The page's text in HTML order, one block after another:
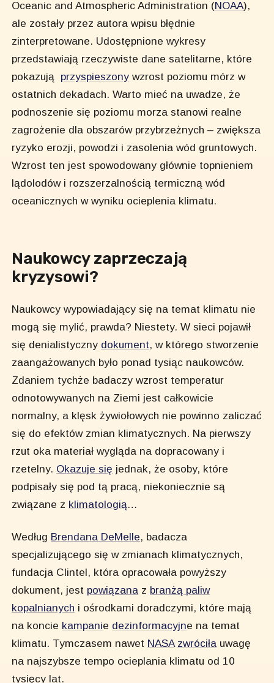
Oceanic and Atmospheric Administration (NOAA),
ale zostały przez autora wpisu błędnie
zinterpretowane. Udostępnione wykresy
przedstawiają rzeczywiste dane satelitarne, które
pokazują przyspieszony wzrost poziomu mórz w
ostatnich dekadach. Warto mieć na uwadze, że
podnoszenie się poziomu morza stanowi realne
zagrożenie dla obszarów przybrzeżnych – zwiększa
ryzyko erozji, powodzi i zasolenia wód gruntowych.
Wzrost ten jest spowodowany głównie topnieniem
lądolodów i rozszerzalnością termiczną wód
oceanicznych w wyniku ocieplenia klimatu.
Naukowcy zaprzeczają
kryzysowi?
Naukowcy wypowiadający się na temat klimatu nie
mogą się mylić, prawda? Niestety. W sieci pojawił
się denialistyczny dokument, w którego stworzenie
zaangażowanych było ponad tysiąc naukowców.
Zdaniem tychże badaczy wzrost temperatur
odnotowywanych na Ziemi jest całkowicie
normalny, a klęsk żywiołowych nie powinno zaliczać
się do efektów zmian klimatycznych. Na pierwszy
rzut oka materiał wygląda na dopracowany i
rzetelny. Okazuje się jednak, że osoby, które
podpisały się pod tą pracą, niekoniecznie są
związane z klimatologią…
Według Brendana DeMelle, badacza
specjalizującego się w zmianach klimatycznych,
fundacja Clintel, która opracowała powyższy
dokument, jest powiązana z branżą paliw
kopalnianych i ośrodkami doradczymi, które mają
na koncie kampanie dezinformacyjne na temat
klimatu. Tymczasem nawet NASA zwróciła uwagę
na najszybsze tempo ocieplania klimatu od 10
tysięcy lat.